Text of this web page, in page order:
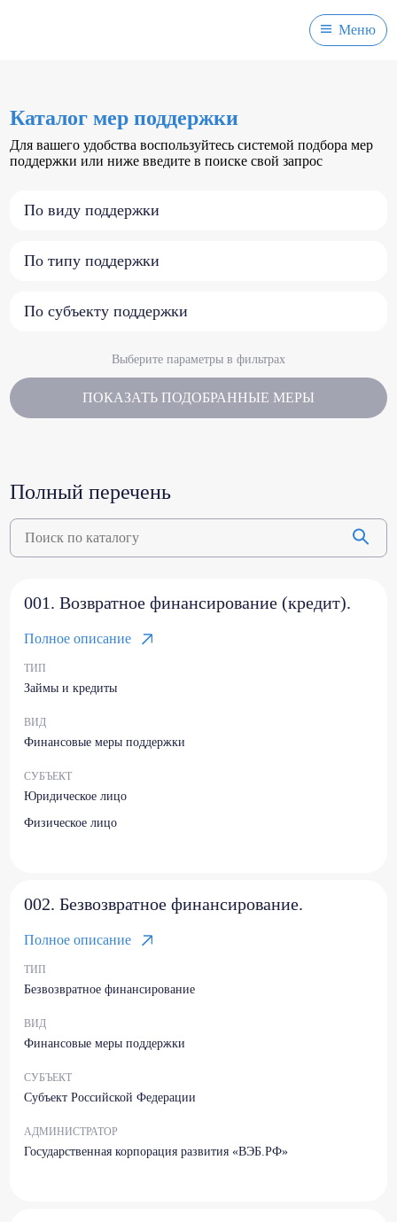
Меню
Каталог мер поддержки
Для вашего удобства воспользуйтесь системой подбора мер
поддержки или ниже введите в поиске свой запрос
По виду поддержки
По типу поддержки
По субъекту поддержки
ПОКАЗАТЬ ПОДОБРАННЫЕ МЕРЫ
Выберите параметры в фильтрах
Полный перечень
001. Возвратное финансирование (кредит).
Полное описание
ТИП
Займы и кредиты
ВИД
Финансовые меры поддержки
СУБЪЕКТ
Юридическое лицо
Физическое лицо
002. Безвозвратное финансирование.
Полное описание
ТИП
Безвозвратное финансирование
ВИД
Финансовые меры поддержки
СУБЪЕКТ
Субъект Российской Федерации
АДМИНИСТРАТОР
Государственная корпорация развития «ВЭБ.РФ»